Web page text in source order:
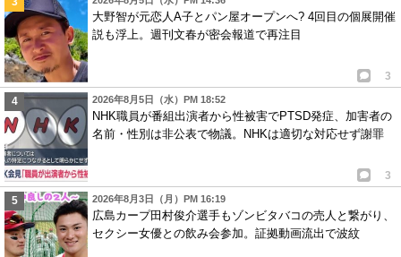
大野智が元恋人A子とパン屋オープンへ? 4回目の個展開催
説も浮上。週刊文春が密会報道で再注目
3
2026年8月5日（水）PM 18:52
NHK職員が番組出演者から性被害でPTSD発症、加害者の
名前・性別は非公表で物議。NHKは適切な対応せず謝罪
3
2026年8月3日（月）PM 16:19
広島カープ田村俊介選手もゾンビタバコの売人と繋がり、
セクシー女優との飲み会参加。証拠動画流出で波紋